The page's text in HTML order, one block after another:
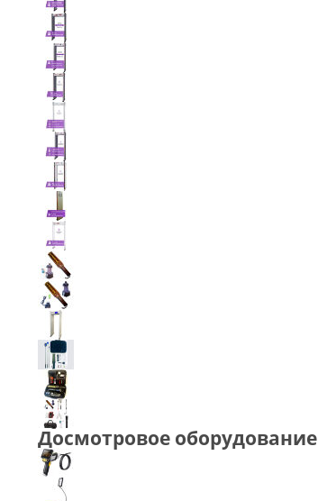
Досмотровое оборудование